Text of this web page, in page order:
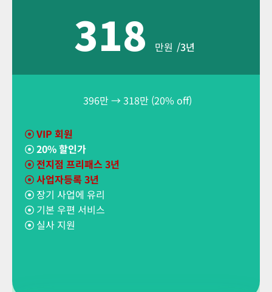
318만원 /3년
396만 → 318만 (20% off)
☉VIP 회원
☉20% 할인가
☉전지점 프리패스 3년
☉ 사업자등록 3년
☉ 장기 사업에 유리
☉ 기본 우편 서비스
☉ 실사 지원